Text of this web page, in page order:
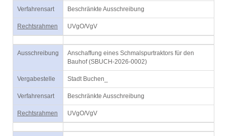
Verfahrensart Beschränkte Ausschreibung
Rechtsrahmen UVgO/VgV
Ausschreibung
Anschaffung eines Schmalspurtraktors für den
Bauhof (SBUCH-2026-0002)
Vergabestelle Stadt Buchen_
Verfahrensart Beschränkte Ausschreibung
Rechtsrahmen UVgO/VgV